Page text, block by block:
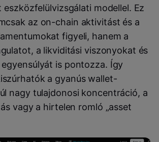
modellel. Ez
az on-chain aktivitást és a
figyeli, hanem a
a likviditási viszonyokat és
is pontozza. Így
a gyanús wallet-
nagy tulajdonosi koncentráció, a
vagy a hirtelen romló „asset